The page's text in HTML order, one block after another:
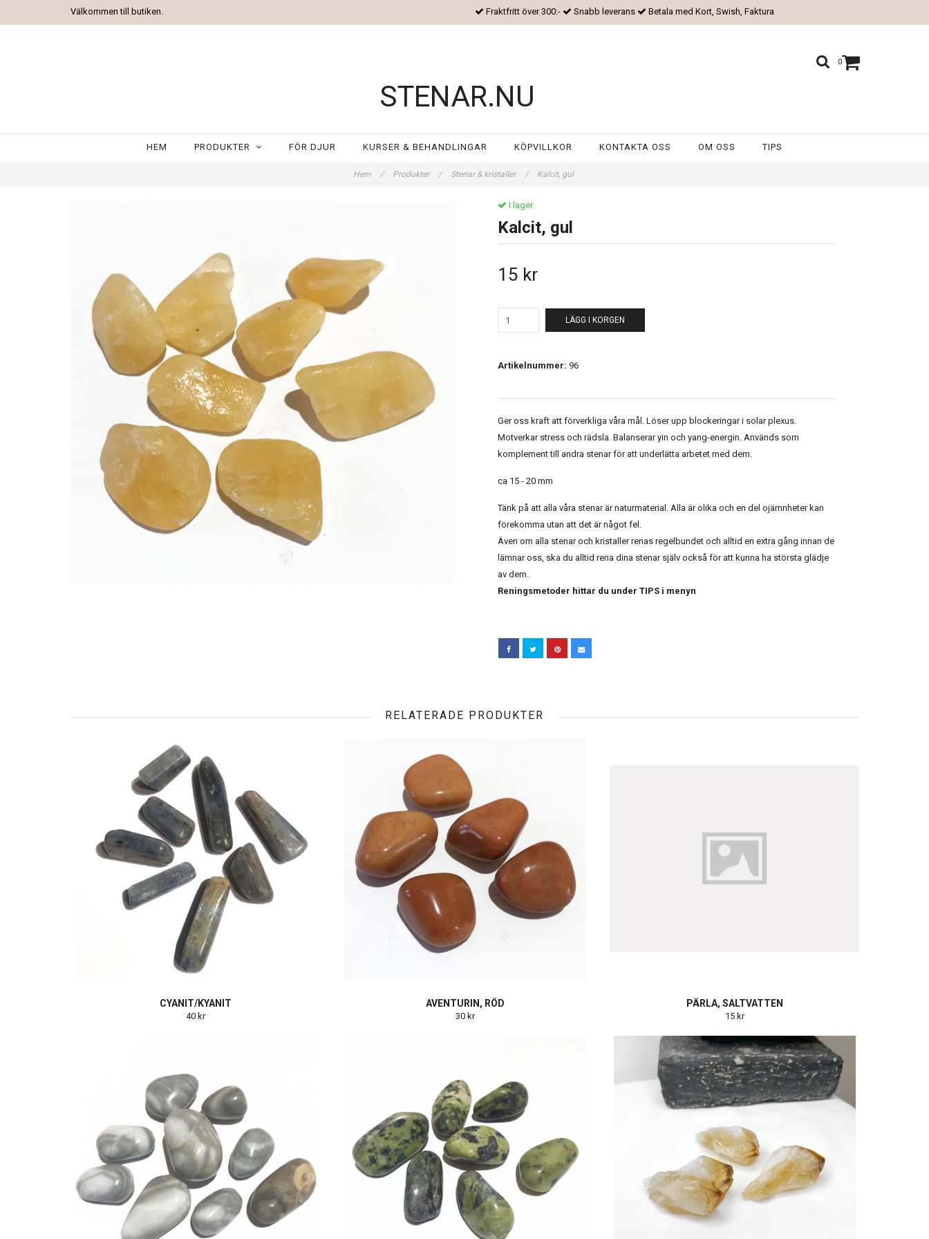
Välkommen till butiken. Fraktfritt över 300:- Snabb leverans Betala med Kort, Swish, Faktura
0
STENAR.NU
HEM PRODUKTER FÖR DJUR KURSER & BEHANDLINGAR KÖPVILLKOR KONTAKTA OSS OM OSS TIPS
Hem / Produkter / Stenar & kristaller / Kalcit, gul
I lager.
Kalcit, gul
15 kr
LÄGG I KORGEN
Artikelnummer: 96
Ger oss kraft att förverkliga våra mål. Löser upp blockeringar i solar plexus.
Motverkar stress och rädsla. Balanserar yin och yang-energin. Används som
komplement till andra stenar för att underlätta arbetet med dem.
ca 15 - 20 mm
Tänk på att alla våra stenar är naturmaterial. Alla är olika och en del ojämnheter kan
förekomma utan att det är något fel.
Även om alla stenar och kristaller renas regelbundet och alltid en extra gång innan de
lämnar oss, ska du alltid rena dina stenar själv också för att kunna ha största glädje
av dem.
Reningsmetoder hittar du under TIPS i menyn
RELATERADE PRODUKTER
CYANIT/KYANIT
40 kr
AVENTURIN, RÖD
30 kr
PÄRLA, SALTVATTEN
15 kr